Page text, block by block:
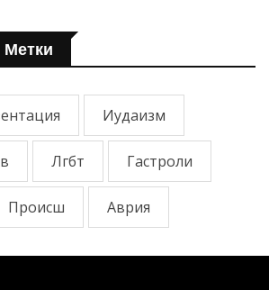
Иудаизм
Лгбт Гастроли
Происш Аврия